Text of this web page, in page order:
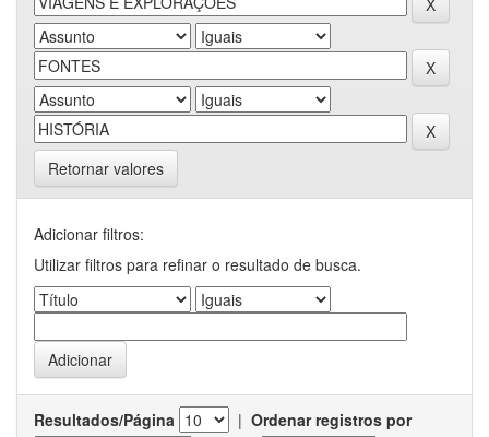
Retornar valores
Adicionar filtros:
Utilizar filtros para refinar o resultado de busca.
Resultados/Página | Ordenar registros por